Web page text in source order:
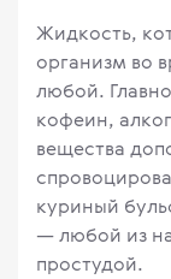
Жидкость,
организм во
любой.
кофеин,
вещества
куриный
— любой из
простудой.